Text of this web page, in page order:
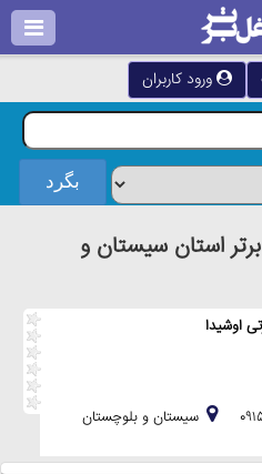
ورود کاربران
استان سيستان و
اوشیدا
سيستان و بلوچستان